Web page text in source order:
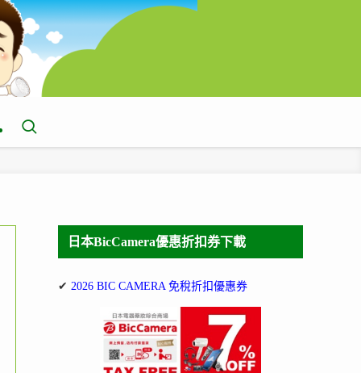
日本BicCamera優惠折扣券下載
✔ 2026 BIC CAMERA 免稅折扣優惠券